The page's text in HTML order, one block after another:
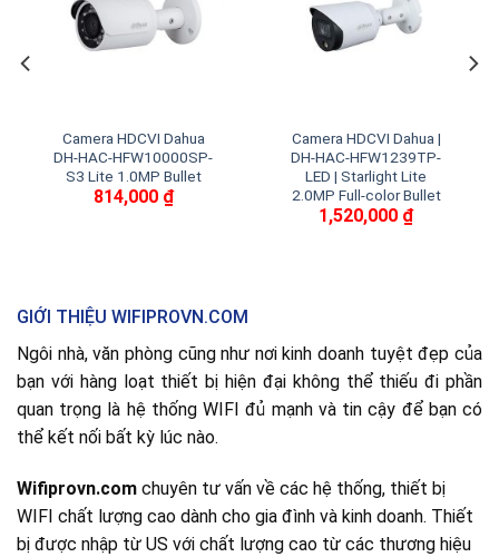
Camera HDCVI Dahua
DH-HAC-HFW10000SP-
S3 Lite 1.0MP Bullet
814,000 ₫
Camera HDCVI Dahua |
DH-HAC-HFW1239TP-
LED | Starlight Lite
2.0MP Full-color Bullet
1,520,000 ₫
GIỚI THIỆU WIFIPROVN.COM
Ngôi nhà, văn phòng cũng như nơi kinh doanh tuyệt đẹp của
bạn với hàng loạt thiết bị hiện đại không thể thiếu đi phần
quan trọng là hệ thống WIFI đủ mạnh và tin cậy để bạn có
thể kết nối bất kỳ lúc nào.
Wifiprovn.com chuyên tư vấn về các hệ thống, thiết bị
WIFI chất lượng cao dành cho gia đình và kinh doanh. Thiết
bị được nhập từ US với chất lượng cao từ các thương hiệu